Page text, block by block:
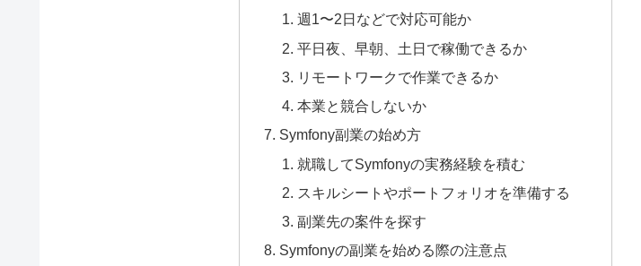
週1〜2日などで対応可能か
平日夜、早朝、土日で稼働できるか
リモートワークで作業できるか
本業と競合しないか
Symfony副業の始め方
就職してSymfonyの実務経験を積む
スキルシートやポートフォリオを準備する
副業先の案件を探す
Symfonyの副業を始める際の注意点